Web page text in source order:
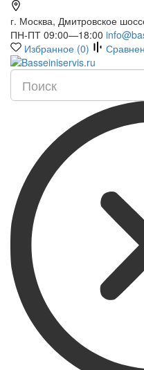
г. Москва, Дмитровское
ПН-ПТ 09:00—18:00
Избранное (0)